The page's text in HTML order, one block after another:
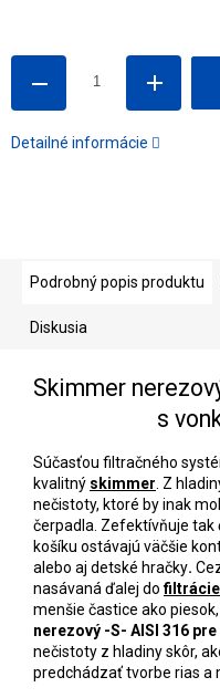
Detailné informácie
Podrobný popis produktu
Diskusia
Skimmer
s
Súčasťou filtračného
kvalitný skimmer . Z
nečistoty, ktoré by inak
čerpadla. Zefektívňuje tak
košíku ostávajú väčšie
alebo aj detské hračky.
nasávaná ďalej dofiltrácie
menšie častice ako
nerezový -S- AISI 316
nečistoty z hladiny skôr,
predchádzať tvorbe rias a